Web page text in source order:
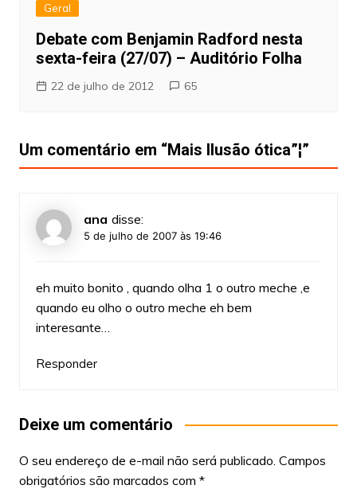
Geral
Debate com Benjamin Radford nesta
sexta-feira (27/07) – Auditório Folha
22 de julho de 2012 65
Um comentário em “Mais Ilusão ótica”¦”
ana disse:
5 de julho de 2007 às 19:46
eh muito bonito , quando olha 1 o outro meche ,e
quando eu olho o outro meche eh bem
interesante…
Responder
Deixe um comentário
O seu endereço de e-mail não será publicado. Campos
obrigatórios são marcados com *